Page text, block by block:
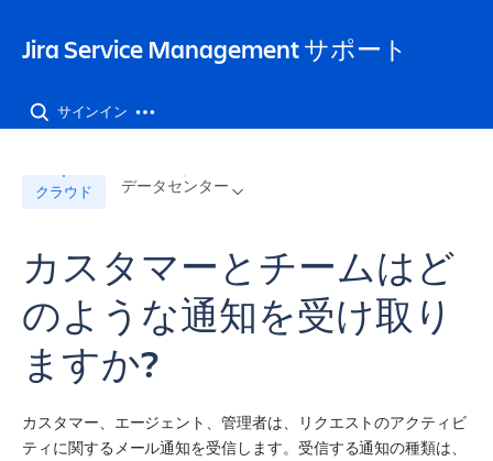
Jira Service Management サポート
サインイン
クラウド データセンター
カスタマーとチームはど
のような通知を受け取り
ますか?
カスタマー、エージェント、管理者は、リクエストのアクティビ
ティに関するメール通知を受信します。受信する通知の種類は、